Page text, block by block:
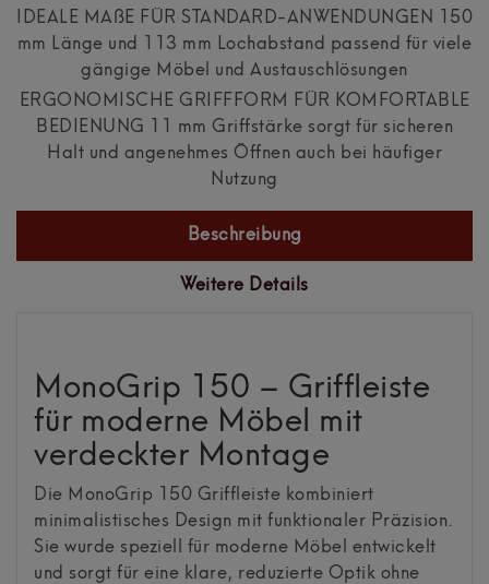
IDEALE MAßE FÜR STANDARD-ANWENDUNGEN 150
mm Länge und 113 mm Lochabstand passend für viele
gängige Möbel und Austauschlösungen
ERGONOMISCHE GRIFFFORM FÜR KOMFORTABLE
BEDIENUNG 11 mm Griffstärke sorgt für sicheren
Halt und angenehmes Öffnen auch bei häufiger
Nutzung
Beschreibung
Weitere Details
MonoGrip 150 – Griffleiste
für moderne Möbel mit
verdeckter Montage
Die MonoGrip 150 Griffleiste kombiniert
minimalistisches Design mit funktionaler Präzision.
Sie wurde speziell für moderne Möbel entwickelt
und sorgt für eine klare, reduzierte Optik ohne